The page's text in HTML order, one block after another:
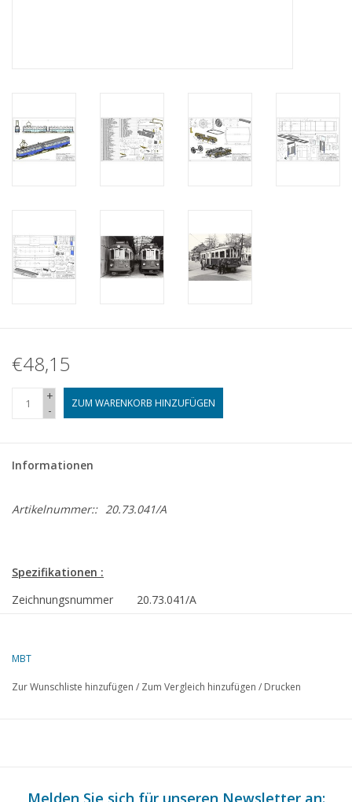
€48,15
+
-
ZUM WARENKORB HINZUFÜGEN
Informationen
Artikelnummer:: 20.73.041/A
Spezifikationen :
Zeichnungsnummer
20.73.041/A
Beschreibung
MBT
Zur Wunschliste hinzufügen / Zum Vergleich hinzufügen / Drucken